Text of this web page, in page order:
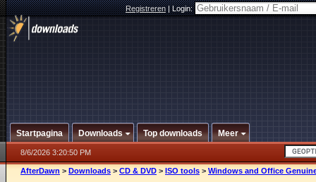
Registreren|Login:
Startpagina Downloads Top downloads Meer
8/6/2026 3:20:50 PM
AfterDawn > Downloads > CD & DVD > ISO tools > Windows and Office